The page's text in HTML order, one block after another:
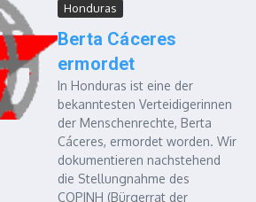
Honduras
Berta Cáceres
ermordet
In Honduras ist eine der
bekanntesten Verteidigerinnen
der Menschenrechte, Berta
Cáceres, ermordet worden. Wir
dokumentieren nachstehend
die Stellungnahme des
COPINH (Bürgerrat der